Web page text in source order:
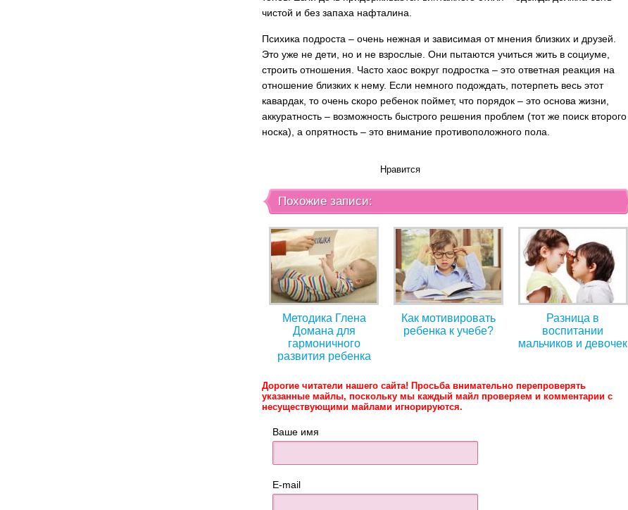
чистой и без запаха нафталина.
Психика подроста – очень нежная и зависимая от мнения близких и друзей.
Это уже не дети, но и не взрослые. Они пытаются учиться жить в социуме,
строить отношения. Часто хаос вокруг подростка – это ответная реакция на
отношение близких к нему. Если немного подождать, потерпеть весь этот
кавардак, то очень скоро ребенок поймет, что порядок – это основа жизни,
аккуратность – возможность быстрого решения проблем (тот же поиск второго
носка), а опрятность – это внимание противоположного пола.
Нравится
Похожие записи:
Методика Глена
Домана для
гармоничного
развития ребенка
Как мотивировать
ребенка к учебе?
Разница в
воспитании
мальчиков и девочек
Дорогие читатели нашего сайта! Просьба внимательно перепроверять
указанные майлы, поскольку мы каждый майл проверяем и комментарии с
несуществующими майлами игнорируются.
Ваше имя
E-mail